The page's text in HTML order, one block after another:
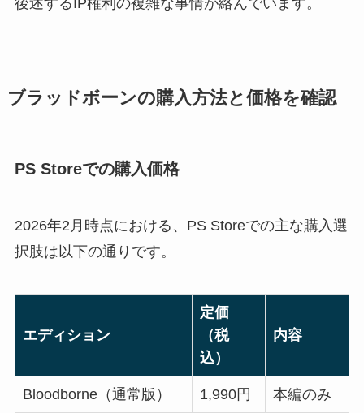
後述するIP権利の複雑な事情が絡んでいます。
ブラッドボーンの購入方法と価格を確認
PS Storeでの購入価格
2026年2月時点における、PS Storeでの主な購入選
択肢は以下の通りです。
エディション
定価
（税
込）
内容
Bloodborne（通常版） 1,990円 本編のみ